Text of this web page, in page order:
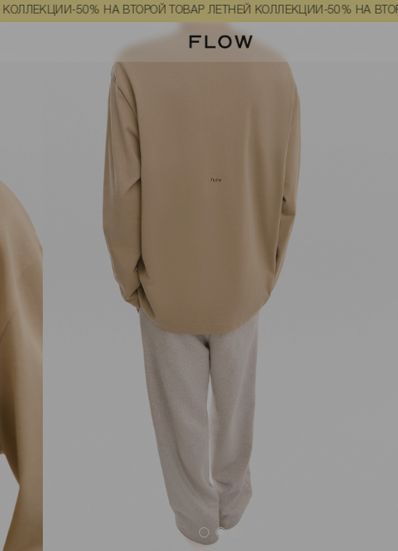
-50% НА ВТОРОЙ ТОВАР ЛЕТНЕЙ КОЛЛЕКЦИИ -50% НА ВТОРОЙ
с логотипом бежевого цвета размер M-L